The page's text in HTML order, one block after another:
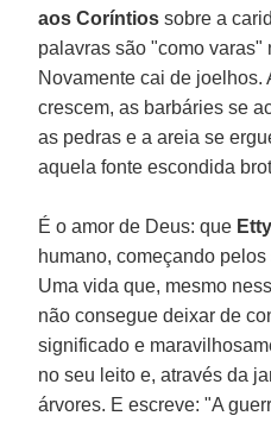
aos Coríntiossobre a
palavras são "como varas"
Novamente cai de joelhos.
crescem, as barbáries se
as pedras e a areia se
aquela fonte escondida
É o amor de Deus: que Etty
humano, começando
Uma vida que, mesmo
não consegue deixar de
significado e
no seu leito e, através da
árvores. E escreve: "A